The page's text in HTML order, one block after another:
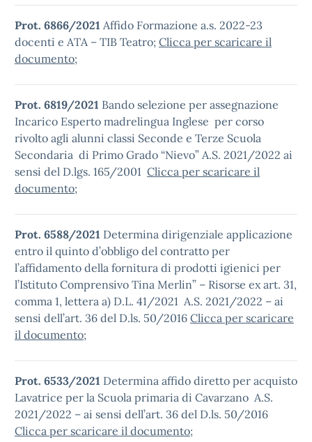
Prot. 6866/2021 Affido Formazione a.s. 2022-23
docenti e ATA – TIB Teatro; Clicca per scaricare il
documento;
Prot. 6819/2021 Bando selezione per assegnazione
Incarico Esperto madrelingua Inglese per corso
rivolto agli alunni classi Seconde e Terze Scuola
Secondaria di Primo Grado “Nievo” A.S. 2021/2022 ai
sensi del D.lgs. 165/2001 Clicca per scaricare il
documento;
Prot. 6588/2021 Determina dirigenziale applicazione
entro il quinto d’obbligo del contratto per
l’affidamento della fornitura di prodotti igienici per
l’Istituto Comprensivo Tina Merlin” – Risorse ex art. 31,
comma 1, lettera a) D.L. 41/2021 A.S. 2021/2022 – ai
sensi dell’art. 36 del D.ls. 50/2016 Clicca per scaricare
il documento;
Prot. 6533/2021 Determina affido diretto per acquisto
Lavatrice per la Scuola primaria di Cavarzano A.S.
2021/2022 – ai sensi dell’art. 36 del D.ls. 50/2016
Clicca per scaricare il documento;